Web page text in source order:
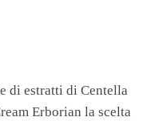
di estratti di Centella
Erborian la scelta